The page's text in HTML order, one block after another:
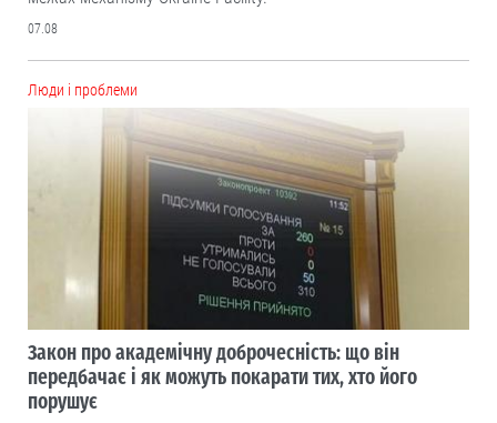
07.08
Люди і проблеми
Закон про академічну доброчесність: що він
передбачає і як можуть покарати тих, хто його
порушує